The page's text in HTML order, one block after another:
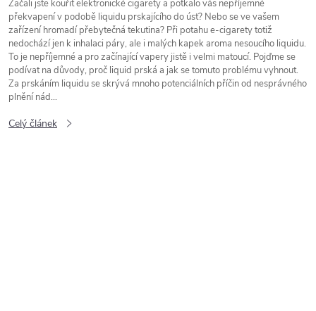
Začali jste kouřit elektronické cigarety a potkalo vás nepříjemné
překvapení v podobě liquidu prskajícího do úst? Nebo se ve vašem
zařízení hromadí přebytečná tekutina? Při potahu e-cigarety totiž
nedochází jen k inhalaci páry, ale i malých kapek aroma nesoucího liquidu.
To je nepříjemné a pro začínající vapery jistě i velmi matoucí. Pojďme se
podívat na důvody, proč liquid prská a jak se tomuto problému vyhnout.
Za prskáním liquidu se skrývá mnoho potenciálních příčin od nesprávného
plnění nád...
Celý článek